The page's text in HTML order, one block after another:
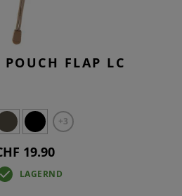
FLAP LC
+3
19.90
LAGERND